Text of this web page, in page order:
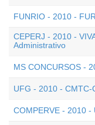
FUNRIO - 2010 -
CEPERJ - 2010 -
Administrativo
MS CONCURSOS -
UFG - 2010 - CMTC-
COMPERVE - 2010 -